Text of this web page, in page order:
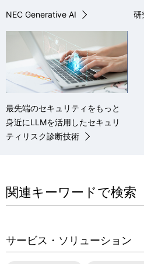
NEC Generative AI 研
最先端のセキュリティをもっと
身近にLLMを活用したセキュリ
ティリスク診断技術
関連キーワードで検索
サービス・ソリューション